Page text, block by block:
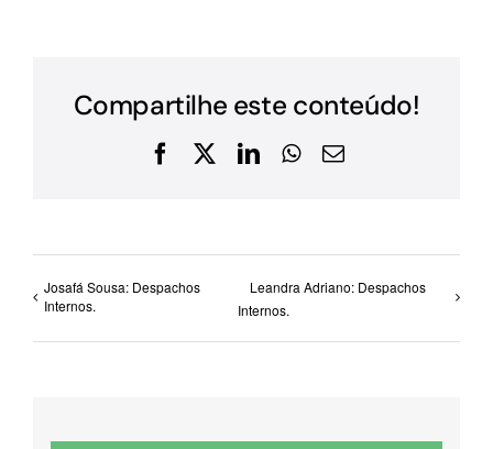
Compartilhe este conteúdo!
Facebook
X LinkedInWhatsApp
E-
Josafá Sousa: Despachos
Internos.
Leandra Adriano: Despachos
Internos.